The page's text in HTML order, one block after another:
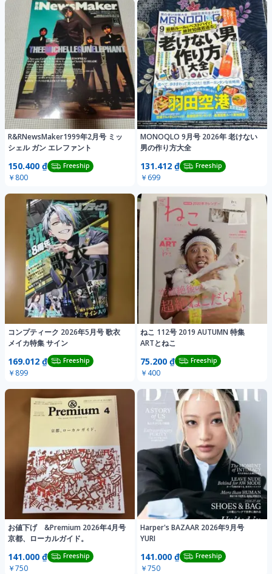
R&RNewsMaker1999年2月号 ミッ
シェル ガン エレファント
150.400 ₫ Freeship
￥800
MONOQLO 9月号 2026年 老けない
男の作り方大全
131.412 ₫ Freeship
￥699
コンプティーク 2026年5月号 歌衣
メイカ特集 サイン
169.012 ₫ Freeship
￥899
ねこ 112号 2019 AUTUMN 特集
ARTとねこ
75.200 ₫ Freeship
￥400
お値下げ &Premium 2026年4月号
京都、ローカルガイド。
141.000 ₫ Freeship
￥750
Harper's BAZAAR 2026年9月号
YURI
141.000 ₫ Freeship
￥750